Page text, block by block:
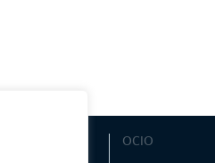
OCIO